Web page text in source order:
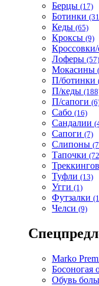
Берцы (17)
Ботинки
Кеды (65)
Кроксы (9)
Лоферы (57)
Мокасины
П/ботинки
П/кеды
П/сапоги
Сабо (16)
Сандалии
Сапоги (7)
Слипоны
Тапочки
Туфли (13)
Угги (1)
Футзалки
Челси (9)
Marko
Босоногая
Обувь